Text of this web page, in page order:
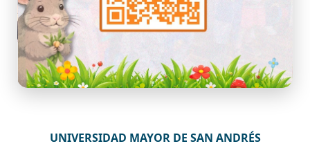
UNIVERSIDAD MAYOR DE SAN ANDRÉS